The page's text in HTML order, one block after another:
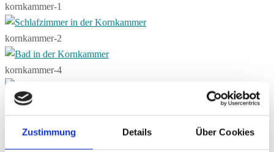
Zustimmung Details Über Cookies
kornkammer-1
kornkammer-2
kornkammer-4
kornkammer-5
kornkammer-6